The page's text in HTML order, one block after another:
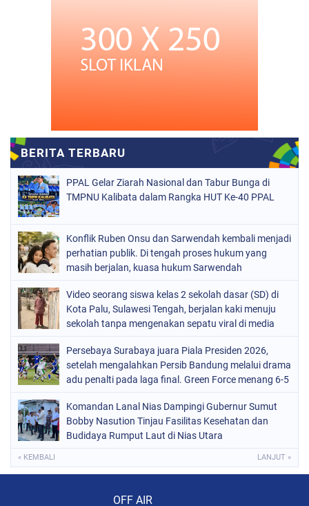
PPAL Gelar Ziarah Nasional dan Tabur Bunga di
TMPNU Kalibata dalam Rangka HUT Ke-40 PPAL
Konflik Ruben Onsu dan Sarwendah kembali menjadi
perhatian publik. Di tengah proses hukum yang
masih berjalan, kuasa hukum Sarwendah
Video seorang siswa kelas 2 sekolah dasar (SD) di
Kota Palu, Sulawesi Tengah, berjalan kaki menuju
sekolah tanpa mengenakan sepatu viral di media
Persebaya Surabaya juara Piala Presiden 2026,
setelah mengalahkan Persib Bandung melalui drama
adu penalti pada laga final. Green Force menang 6-5
menit
Komandan Lanal Nias Dampingi Gubernur Sumut
Bobby Nasution Tinjau Fasilitas Kesehatan dan
Budidaya Rumput Laut di Nias Utara
« KEMBALI LANJUT »
OFF AIR